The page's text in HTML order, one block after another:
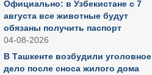
Официально: в Узбекистане с 7
августа все животные будут
обязаны получить паспорт
04-08-2026
В Ташкенте возбудили уголовное
дело после сноса жилого дома